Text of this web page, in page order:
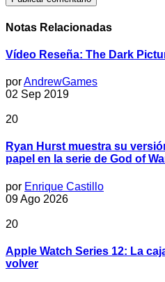
Notas Relacionadas
Vídeo Reseña: The Dark
porAndrewGames
02 Sep 2019
20
Ryan Hurst muestra su
papel en la serie de God of
por Enrique Castillo
09 Ago 2026
20
Apple Watch Series 12: La
volver